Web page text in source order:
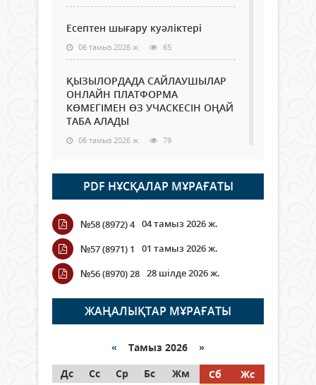
Есептен шығару куәліктері
06 тамыз 2026 ж. 65
ҚЫЗЫЛОРДАДА САЙЛАУШЫЛАР
ОНЛАЙН ПЛАТФОРМА
КӨМЕГІМЕН ӨЗ УЧАСКЕСІН ОҢАЙ
ТАБА АЛАДЫ
06 тамыз 2026 ж. 79
Open Air: Қызылорда облысы
полиция департаменті 20
мыңнан астам көрерменнің
қауіпсіздігін қамтамасыз етті
06 тамыз 2026 ж.
Wi-Fi ҚАБЫРҒА АРҚЫЛЫ ҚАЛАЙ
ӨТЕДІ?
06 тамыз 2026 ж. 256
граждане Казахстана,
05 тамыз 2026 ж. 137
PDF НҰСҚАЛАР МҰРАҒАТЫ
№58 (8972) 4 04 тамыз 2026 ж.
№57 (8971) 1
01 тамыз 2026 ж.
№56 (8970) 28 28 шілде 2026 ж.
ЖАҢАЛЫҚТАР МҰРАҒАТЫ
« Тамыз 2026 »
Дс
Сс Ср Бс Жм Сб
Жс